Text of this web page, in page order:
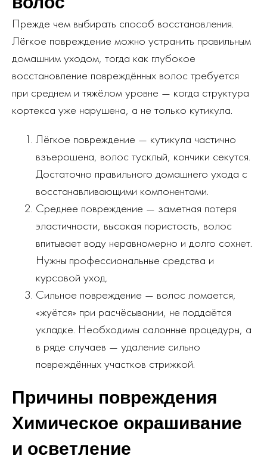
Прежде чем выбирать способ восстановления.
Лёгкое повреждение можно устранить правильным
домашним уходом, тогда как глубокое
восстановление повреждённых волос требуется
при среднем и тяжёлом уровне — когда структура
кортекса уже нарушена, а не только кутикула.
Лёгкое повреждение — кутикула частично
взъерошена, волос тусклый, кончики секутся.
Достаточно правильного домашнего ухода с
восстанавливающими компонентами.
Среднее повреждение — заметная потеря
эластичности, высокая пористость, волос
впитывает воду неравномерно и долго сохнет.
Нужны профессиональные средства и
курсовой уход.
Сильное повреждение — волос ломается,
«жуётся» при расчёсывании, не поддаётся
укладке. Необходимы салонные процедуры, а
в ряде случаев — удаление сильно
повреждённых участков стрижкой.
Причины повреждения
Химическое окрашивание
и осветление